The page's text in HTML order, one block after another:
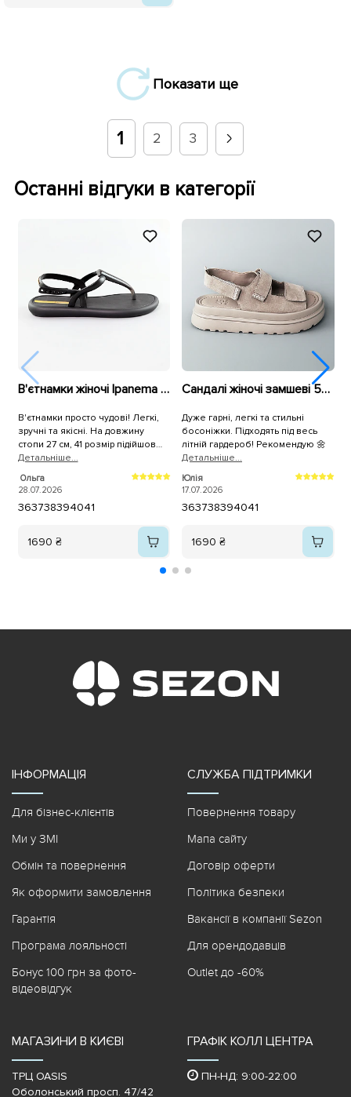
Показати ще
1 2 3
Останні відгуки в категорії
В'єтнамки жіночі Ipanema by Rider 589064 Чорні
В'єтнамки просто чудові! Легкі,
зручні та якісні. На довжину
стопи 27 см, 41 розмір підійшов
ідеально. Покупкою дуже
задоволена, рекомендую!
Детальнiше...
Ольга
28.07.2026
363738394041
1690 ₴
Сандалі жіночі замшеві 594444 Бежеві
Дуже гарні, легкі та стильні
босоніжки. Підходять під весь
літній гардероб! Рекомендую 🌼
Детальнiше...
Юлія
17.07.2026
363738394041
1690 ₴
ІНФОРМАЦІЯ
Для бізнес-клієнтів
Ми у ЗМІ
Обмін та повернення
Як оформити замовлення
Гарантія
Програма лояльності
Бонус 100 грн за фото-
відеовідгук
СЛУЖБА ПІДТРИМКИ
Повернення товару
Мапа сайту
Договір оферти
Політика безпеки
Вакансії в компанії Sezon
Для орендодавців
Outlet до -60%
МАГАЗИНИ В КИЄВІ
ТРЦ OASIS
Оболонський просп. 47/42
ГРАФІК КОЛЛ ЦЕНТРА
ПН-НД: 9:00-22:00